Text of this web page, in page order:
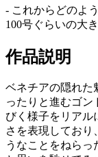
- これからどのよ
100号ぐらいの大
作品説明
ベネチアの隠れた
ったりと進むゴン
びく様子をリアル
さを表現しており
うなことをねら